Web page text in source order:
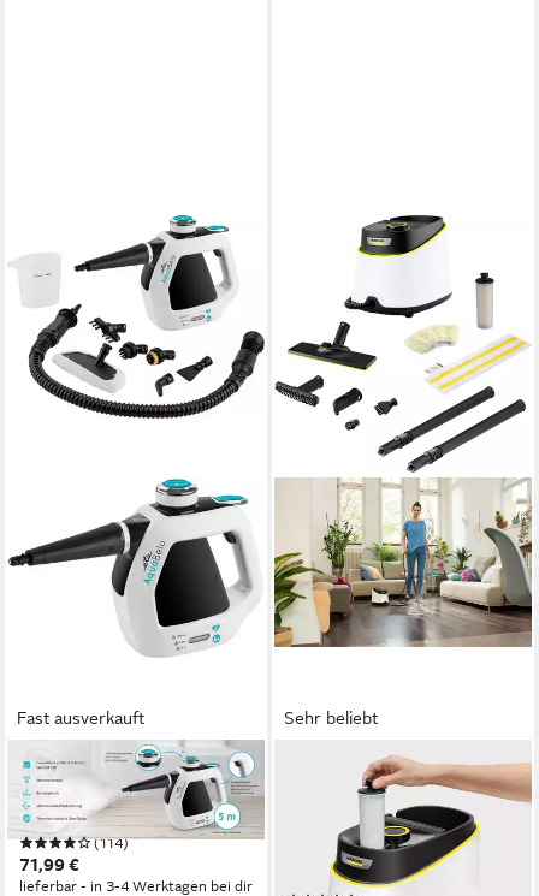
Fast ausverkauft
ETA
Dampfreiniger Aquabelo
ETA126490000, 1000 W
(114)
71,99 €
lieferbar - in 3-4 Werktagen bei dir
Sehr beliebt
Dampfreiniger »SC 3
DELUXE«, 1.900 W, 3,5 bar,
Aufheizzeit: 30 s,
Flächenleistung: 75 m²